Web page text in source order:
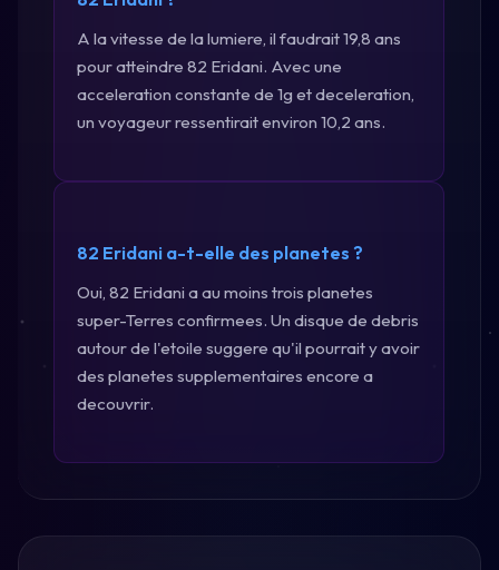
A la vitesse de la lumiere, il faudrait 19,8 ans
pour atteindre 82 Eridani. Avec une
acceleration constante de 1g et deceleration,
un voyageur ressentirait environ 10,2 ans.
82 Eridani a-t-elle des planetes ?
Oui, 82 Eridani a au moins trois planetes
super-Terres confirmees. Un disque de debris
autour de l'etoile suggere qu'il pourrait y avoir
des planetes supplementaires encore a
decouvrir.